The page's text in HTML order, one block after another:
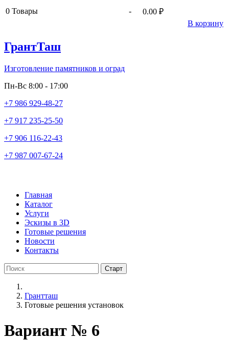
0 Товары -
0.00 ₽
В корзину
ГрантТаш
Изготовление памятников и оград
Пн-Вс 8:00 - 17:00
+7 986 929-48-27
+7 917 235-25-50
+7 906 116-22-43
+7 987 007-67-24
Главная
Каталог
Услуги
Эскизы в 3D
Готовые решения
Новости
Контакты
Грантташ
Готовые решения установок
Вариант № 6